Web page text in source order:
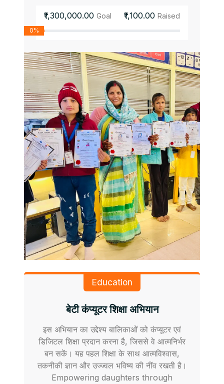
₹1,300,000.00 Goal ₹1,100.00 Raised
0%
Education
बेटी कंप्यूटर शिक्षा अभियान
इस अभियान का उद्देश्य बालिकाओं को कंप्यूटर एवं
डिजिटल शिक्षा प्रदान करना है, जिससे वे आत्मनिर्भर
बन सकें। यह पहल शिक्षा के साथ आत्मविश्वास,
तकनीकी ज्ञान और उज्ज्वल भविष्य की नींव रखती है।
Empowering daughters through